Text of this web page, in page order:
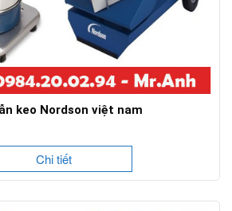
keo Nordson việt nam
Chi tiết